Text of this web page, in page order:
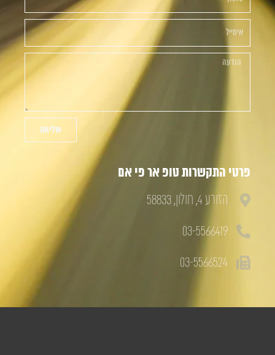
שליחה
פרטי התקשרות טופ אר פי אם
הזורע 4, חולון, 58833
03-5566419
03-5566524